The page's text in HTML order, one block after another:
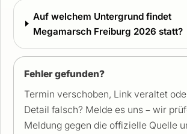
Auf welchem Untergrund findet
Megamarsch Freiburg 2026 statt?
Fehler gefunden?
Termin verschoben, Link veraltet
Detail falsch? Melde es uns – wir
Meldung gegen die offizielle Quelle